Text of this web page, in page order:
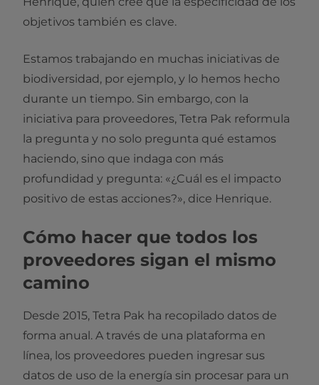
objetivos también es clave.
Estamos trabajando en muchas iniciativas de
biodiversidad, por ejemplo, y lo hemos hecho
durante un tiempo. Sin embargo, con la
iniciativa para proveedores, Tetra Pak reformula
la pregunta y no solo pregunta qué estamos
haciendo, sino que indaga con más
profundidad y pregunta: «¿Cuál es el impacto
positivo de estas acciones?», dice Henrique.
Cómo hacer que todos los
proveedores sigan el mismo
camino
Desde 2015, Tetra Pak ha recopilado datos de
forma anual. A través de una plataforma en
línea, los proveedores pueden ingresar sus
datos de uso de la energía sin procesar para un